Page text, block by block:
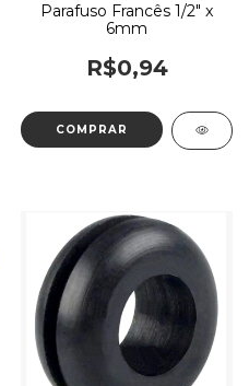
Parafuso Francês 1/2" x
6mm
R$0,94